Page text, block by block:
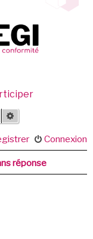
Rechercher
Connexion
réponse